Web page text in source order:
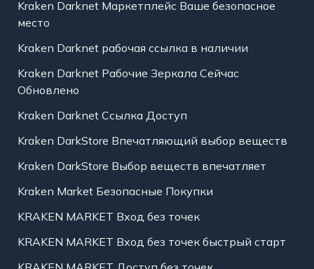
Kraken Darknet Маркетплейс Ваше безопасное
место
Kraken Darknet рабочая ссылка в наличии
Kraken Darknet Рабочие Зеркала Сейчас
Обновлено
Kraken Darknet Ссылка Доступ
Kraken DarkStore Впечатляющий выбор веществ
Kraken DarkStore Выбор веществ впечатляет
Kraken Market Безопасные Покупки
KRAKEN MARKET Вход без точек
KRAKEN MARKET Вход без точек быстрый старт